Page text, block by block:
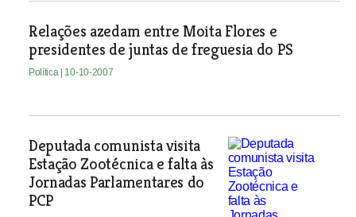
Relações azedam entre Moita Flores e
presidentes de juntas de freguesia do PS
Política | 10-10-2007
Deputada comunista visita
Estação Zootécnica e falta às
Jornadas Parlamentares do
PCP